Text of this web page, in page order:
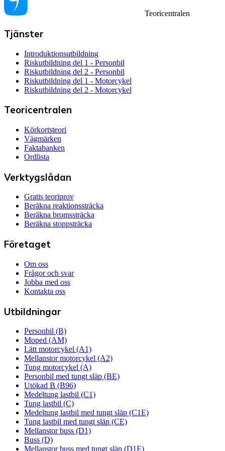
Teoricentralen
Tjänster
Introduktionsutbildning
Riskutbildning del 1 - Personbil
Riskutbildning del 2 - Personbil
Riskutbildning del 1 - Motorcykel
Riskutbildning del 2 - Motorcykel
Teoricentralen
Körkortsteori
Vägmärken
Faktabanken
Ordlista
Verktygslådan
Gratis teoriprov
Beräkna reaktionssträcka
Beräkna bromssträcka
Beräkna stoppsträcka
Företaget
Om oss
Frågor och svar
Jobba med oss
Kontakta oss
Utbildningar
Personbil (B)
Moped (AM)
Lätt motorcykel (A1)
Mellanstor motorcykel (A2)
Tung motorcykel (A)
Personbil med tungt släp (BE)
Utökad B (B96)
Medeltung lastbil (C1)
Tung lastbil (C)
Medeltung lastbil med tungt släp (C1E)
Tung lastbil med tungt släp (CE)
Mellanstor buss (D1)
Buss (D)
Mellanstor buss med tungt släp (D1E)